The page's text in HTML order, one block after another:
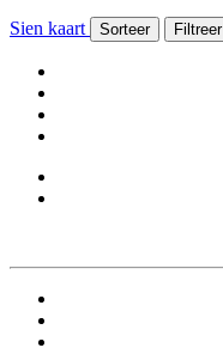
Sien kaart Sorteer Filtreer